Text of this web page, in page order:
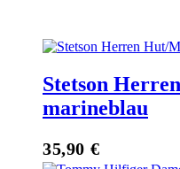
Stetson
marineblau
35,90 €